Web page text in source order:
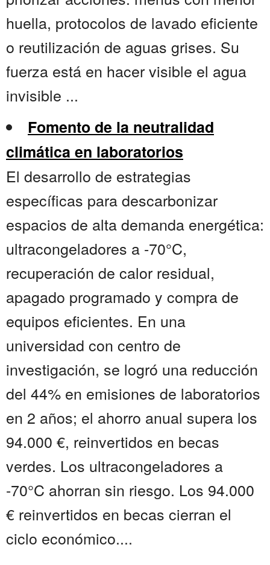
huella, protocolos de lavado eficiente
o reutilización de aguas grises. Su
fuerza está en hacer visible el agua
invisible ...
Fomento de la neutralidad
climática en laboratorios
El desarrollo de estrategias
específicas para descarbonizar
espacios de alta demanda energética:
ultracongeladores a -70°C,
recuperación de calor residual,
apagado programado y compra de
equipos eficientes. En una
universidad con centro de
investigación, se logró una reducción
del 44% en emisiones de laboratorios
en 2 años; el ahorro anual supera los
94.000 €, reinvertidos en becas
verdes. Los ultracongeladores a
-70°C ahorran sin riesgo. Los 94.000
€ reinvertidos en becas cierran el
ciclo económico....